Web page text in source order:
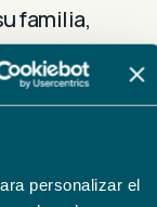
personalizar el
familia,
y
puede